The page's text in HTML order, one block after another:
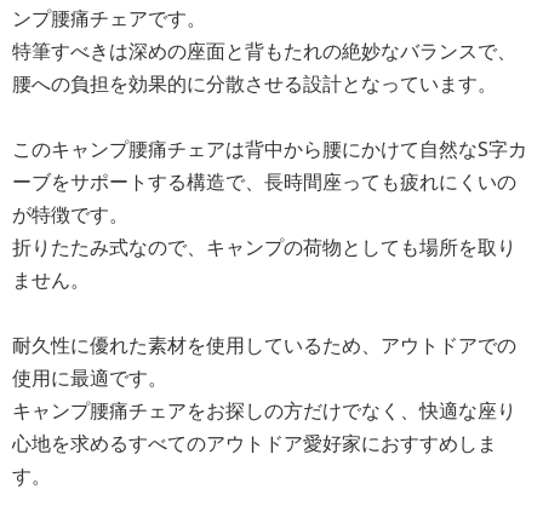
ンプ腰痛チェアです。
特筆すべきは深めの座面と背もたれの絶妙なバランスで、
腰への負担を効果的に分散させる設計となっています。
このキャンプ腰痛チェアは背中から腰にかけて自然なS字カ
ーブをサポートする構造で、長時間座っても疲れにくいの
が特徴です。
折りたたみ式なので、キャンプの荷物としても場所を取り
ません。
耐久性に優れた素材を使用しているため、アウトドアでの
使用に最適です。
キャンプ腰痛チェアをお探しの方だけでなく、快適な座り
心地を求めるすべてのアウトドア愛好家におすすめしま
す。